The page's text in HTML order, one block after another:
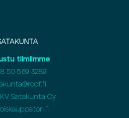
tiimiimme
50 569 3289
Satakunta Oy
1